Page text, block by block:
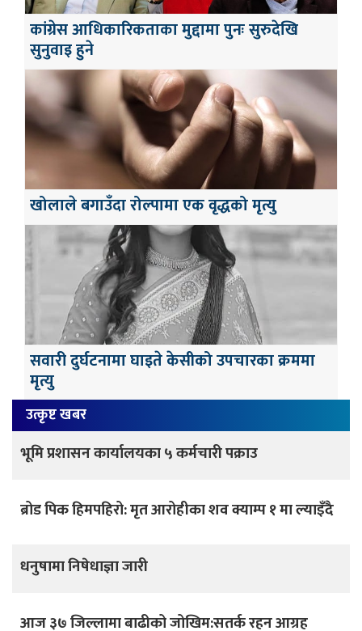
कांग्रेस आधिकारिकताका मुद्दामा पुनः सुरुदेखि
सुनुवाइ हुने
खोलाले बगाउँदा रोल्पामा एक वृद्धको मृत्यु
सवारी दुर्घटनामा घाइते केसीको उपचारका क्रममा
मृत्यु
उत्कृष्ट खबर
भूमि प्रशासन कार्यालयका ५ कर्मचारी पक्राउ
ब्रोड पिक हिमपहिरो: मृत आरोहीका शव क्याम्प १ मा ल्याइँदै
धनुषामा निषेधाज्ञा जारी
आज ३७ जिल्लामा बाढीको जोखिम:सतर्क रहन आग्रह